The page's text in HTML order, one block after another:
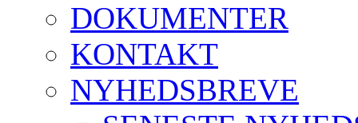
DOKUMENTER
KONTAKT
NYHEDSBREVE